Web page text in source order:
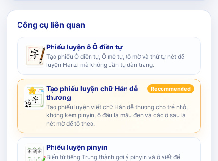
Công cụ liên quan
Phiếu luyện ô Ô điền tự
Tạo phiếu Ô điền tự, Ô mễ tự, tô mờ và thứ tự nét để
luyện Hanzi mà không cần tự dàn trang.
Tạo phiếu luyện chữ Hán dễ
thương
Recommended
Tạo phiếu luyện viết chữ Hán dễ thương cho trẻ nhỏ,
không kèm pinyin, ô đầu là mẫu đen và các ô sau là
nét mờ để tô theo.
Phiếu luyện pinyin
Biến từ tiếng Trung thành gợi ý pinyin và ô viết để